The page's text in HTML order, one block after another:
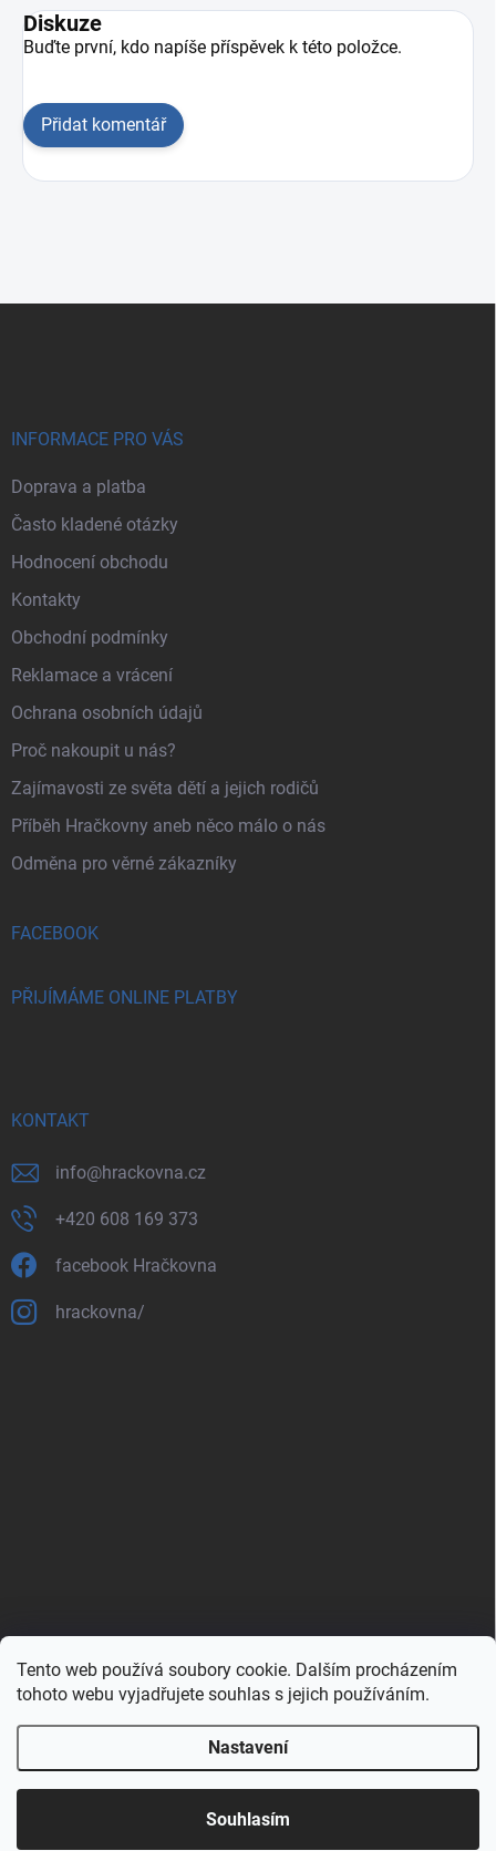
Tento web používá soubory cookie. Dalším procházením
tohoto webu vyjadřujete souhlas s jejich používáním.
Nastavení
Souhlasím
Diskuze
Buďte první, kdo napíše příspěvek k této položce.
Přidat komentář
INFORMACE PRO VÁS
Doprava a platba
Často kladené otázky
Hodnocení obchodu
Kontakty
Obchodní podmínky
Reklamace a vrácení
Ochrana osobních údajů
Proč nakoupit u nás?
Zajímavosti ze světa dětí a jejich rodičů
Příběh Hračkovny aneb něco málo o nás
Odměna pro věrné zákazníky
FACEBOOK
PŘIJÍMÁME ONLINE PLATBY
KONTAKT
info@hrackovna.cz
+420 608 169 373
facebook Hračkovna
hrackovna/
Zboží.cz Heureka.cz Porovnávač.cz